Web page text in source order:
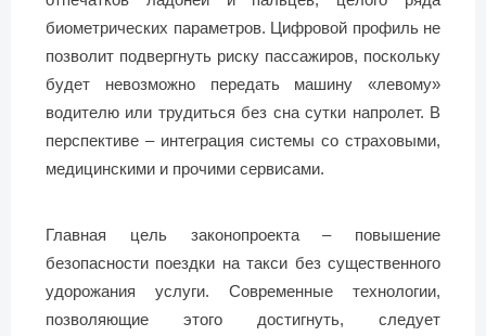
биометрических параметров. Цифровой профиль не
позволит подвергнуть риску пассажиров, поскольку
будет невозможно передать машину «левому»
водителю или трудиться без сна сутки напролет. В
перспективе – интеграция системы со страховыми,
медицинскими и прочими сервисами.
Главная цель законопроекта – повышение
безопасности поездки на такси без существенного
удорожания услуги. Современные технологии,
позволяющие этого достигнуть, следует